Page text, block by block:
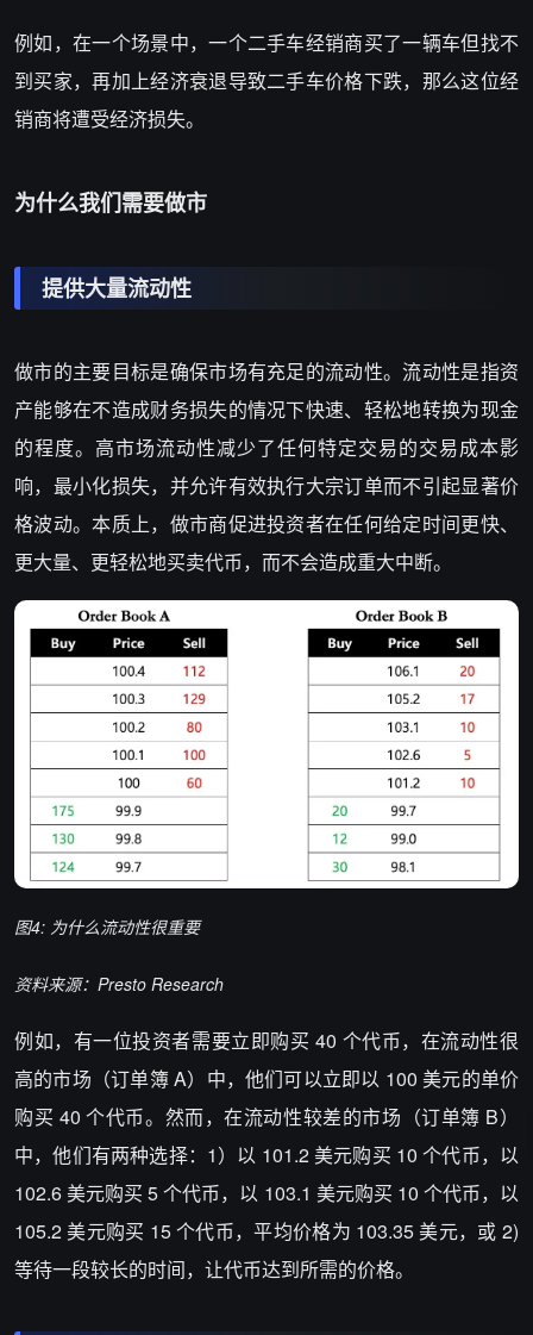
例如，在一个场景中，一个二手车经销商买了一辆车但找不
到买家，再加上经济衰退导致二手车价格下跌，那么这位经
销商将遭受经济损失。
为什么我们需要做市
提供大量流动性
做市的主要目标是确保市场有充足的流动性。流动性是指资
产能够在不造成财务损失的情况下快速、轻松地转换为现金
的程度。高市场流动性减少了任何特定交易的交易成本影
响，最小化损失，并允许有效执行大宗订单而不引起显著价
格波动。本质上，做市商促进投资者在任何给定时间更快、
更大量、更轻松地买卖代币，而不会造成重大中断。
图4: 为什么流动性很重要
资料来源：Presto Research
例如，有一位投资者需要立即购买 40 个代币，在流动性很
高的市场（订单簿 A）中，他们可以立即以 100 美元的单价
购买 40 个代币。然而，在流动性较差的市场（订单簿 B）
中，他们有两种选择：1）以 101.2 美元购买 10 个代币，以
102.6 美元购买 5 个代币，以 103.1 美元购买 10 个代币，以
105.2 美元购买 15 个代币，平均价格为 103.35 美元，或 2)
等待一段较长的时间，让代币达到所需的价格。